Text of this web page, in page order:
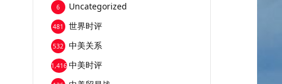
Uncategorized
6
世界时评
481
中美关系
532
中美时评
1,416